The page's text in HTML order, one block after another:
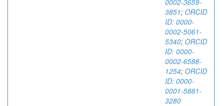
0002-3659-
3851; ORCID
ID: 0000-
0002-5061-
5340; ORCID
ID: 0000-
0002-6588-
1254; ORCID
ID: 0000-
0001-5881-
3280